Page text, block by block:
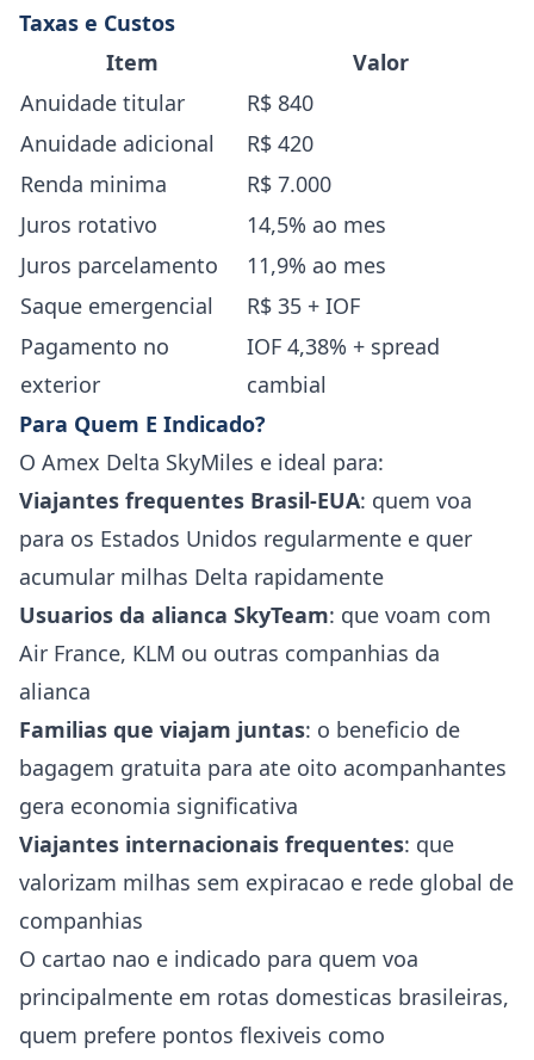
Taxas e Custos
Item
Valor
Anuidade titular
R$ 840
Anuidade adicional
R$ 420
Renda minima
R$ 7.000
Juros rotativo
14,5% ao mes
Juros parcelamento
11,9% ao mes
Saque emergencial
R$ 35 + IOF
Pagamento no
exterior
IOF 4,38% + spread
cambial
Para Quem E Indicado?
O Amex Delta SkyMiles e ideal para:
Viajantes frequentes Brasil-EUA: quem voa
para os Estados Unidos regularmente e quer
acumular milhas Delta rapidamente
Usuarios da alianca SkyTeam: que voam com
Air France, KLM ou outras companhias da
alianca
Familias que viajam juntas: o beneficio de
bagagem gratuita para ate oito acompanhantes
gera economia significativa
Viajantes internacionais frequentes: que
valorizam milhas sem expiracao e rede global de
companhias
O cartao nao e indicado para quem voa
principalmente em rotas domesticas brasileiras,
quem prefere pontos flexiveis como